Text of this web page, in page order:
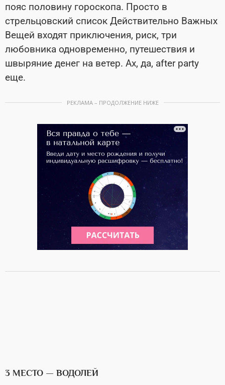
пояс половину гороскопа. Просто в
стрельцовский список Действительно Важных
Вещей входят приключения, риск, три
любовника одновременно, путешествия и
швыряние денег на ветер. Ах, да, after party
еще.
РЕКЛАМА – ПРОДОЛЖЕНИЕ НИЖЕ
3 МЕСТО — ВОДОЛЕЙ